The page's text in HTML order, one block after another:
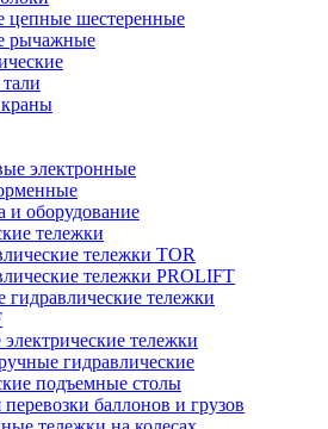
цепные шестеренные
рычажные
электронные
и оборудование
тележки
тележки TOR
тележки PROLIFT
гидравлические тележки
тележки
гидравлические
подъемные столы
баллонов и грузов